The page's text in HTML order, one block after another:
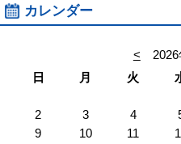
カレンダー
< 2026
日
月 火
2
3 4
9
10 11